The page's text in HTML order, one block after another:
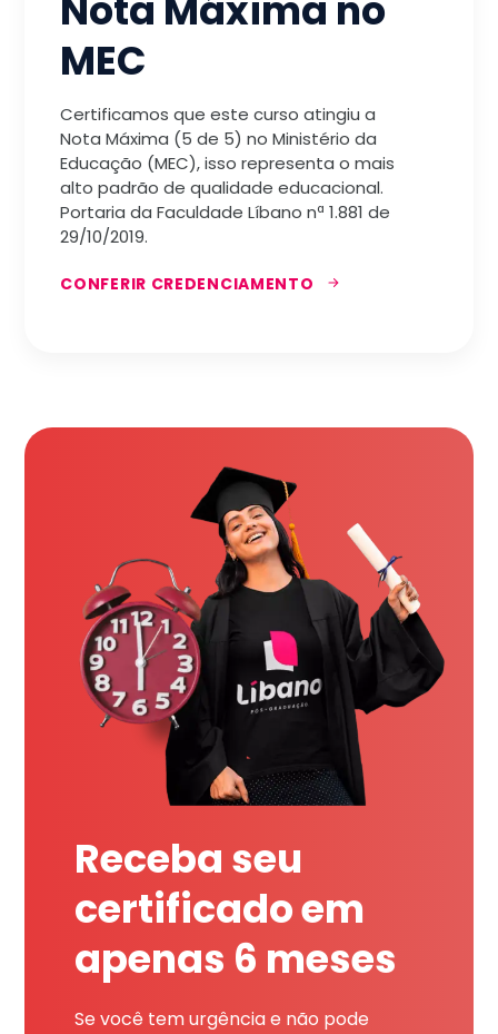
MEC
Certificamos que este curso atingiu a
Nota Máxima (5 de 5) no Ministério da
Educação (MEC), isso representa o mais
alto padrão de qualidade educacional.
Portaria da Faculdade Líbano nª 1.881 de
29/10/2019.
CONFERIR CREDENCIAMENTO
Receba seu
certificado em
apenas 6 meses
Se você tem urgência e não pode